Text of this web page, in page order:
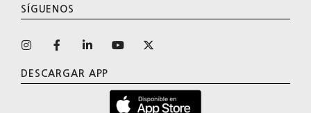
SÍGUENOS
DESCARGAR APP